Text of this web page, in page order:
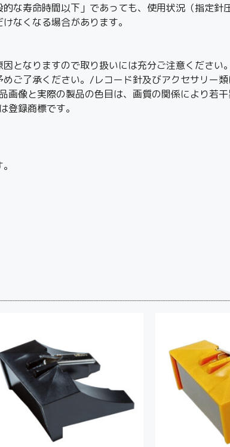
な寿命時間以下」であっても、使用状況（指定針
なくなる場合があります。
となりますので取り扱いには充分ご注意ください
ご了承ください。/レコード針及びアクセサリー
像と実際の製品の色目は、画質の関係により若
録商標です。